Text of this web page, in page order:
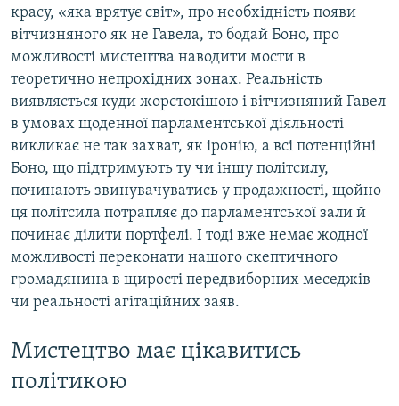
красу, «яка врятує світ», про необхідність появи
вітчизняного як не Гавела, то бодай Боно, про
можливості мистецтва наводити мости в
теоретично непрохідних зонах. Реальність
виявляється куди жорстокішою і вітчизняний Гавел
в умовах щоденної парламентської діяльності
викликає не так захват, як іронію, а всі потенційні
Боно, що підтримують ту чи іншу політсилу,
починають звинувачуватись у продажності, щойно
ця політсила потрапляє до парламентської зали й
починає ділити портфелі. І тоді вже немає жодної
можливості переконати нашого скептичного
громадянина в щирості передвиборних меседжів
чи реальності агітаційних заяв.
Мистецтво має цікавитись
політикою